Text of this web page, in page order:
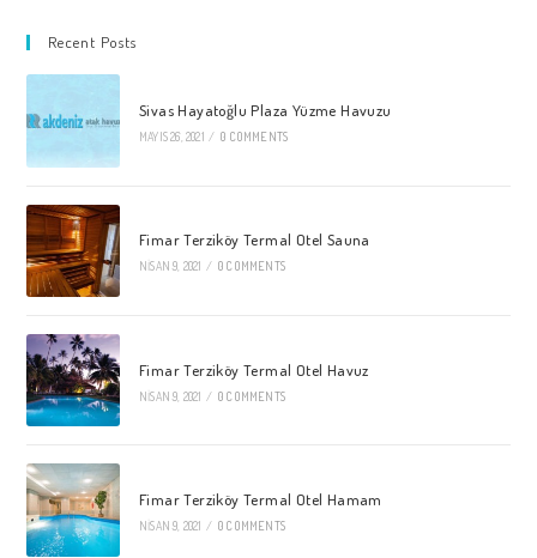
Recent Posts
Sivas Hayatoğlu Plaza Yüzme Havuzu
MAYIS 26, 2021 / 0 COMMENTS
Fimar Terziköy Termal Otel Sauna
NISAN 9, 2021 / 0 COMMENTS
Fimar Terziköy Termal Otel Havuz
NISAN 9, 2021 / 0 COMMENTS
Fimar Terziköy Termal Otel Hamam
NISAN 9, 2021 / 0 COMMENTS